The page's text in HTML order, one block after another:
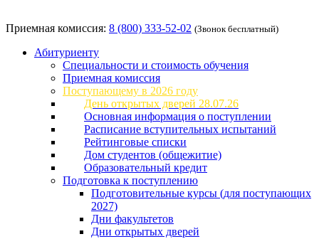
Приемная комиссия: 8 (800) 333-52-02 (Звонок бесплатный)
Абитуриенту
Специальности и стоимость обучения
Приемная комиссия
Поступающему в 2026 году
День открытых дверей 28.07.26
Основная информация о поступлении
Расписание вступительных испытаний
Рейтинговые списки
Дом студентов (общежитие)
Образовательный кредит
Подготовка к поступлению
Подготовительные курсы (для поступающих
2027)
Дни факультетов
Дни открытых дверей